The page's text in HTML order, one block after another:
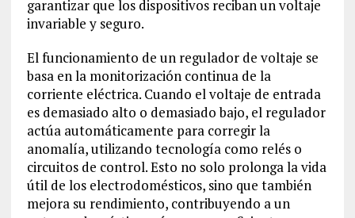
garantizar que los dispositivos reciban un voltaje
invariable y seguro.
El funcionamiento de un regulador de voltaje se
basa en la monitorización continua de la
corriente eléctrica. Cuando el voltaje de entrada
es demasiado alto o demasiado bajo, el regulador
actúa automáticamente para corregir la
anomalía, utilizando tecnología como relés o
circuitos de control. Esto no solo prolonga la vida
útil de los electrodomésticos, sino que también
mejora su rendimiento, contribuyendo a un